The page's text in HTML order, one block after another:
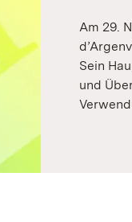
Am 29.
Sein
und